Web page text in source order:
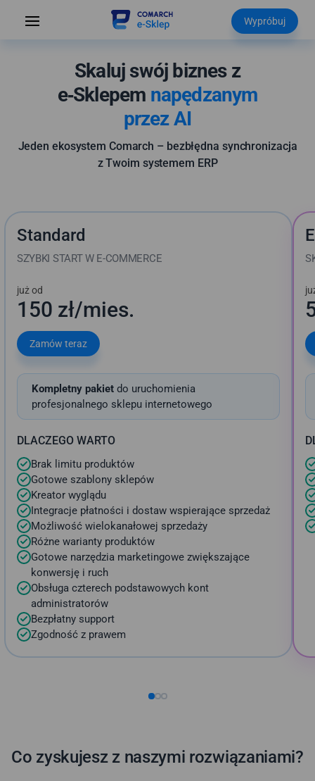
Wypróbuj
Skaluj swój biznes z
e‑Sklepem napędzanym
przez AI
Jeden ekosystem Comarch – bezbłędna synchronizacja
z Twoim systemem ERP
Standard
SZYBKI START W E-COMMERCE
już od
150 zł/mies.
Zamów teraz
Kompletny pakiet do uruchomienia
profesjonalnego sklepu internetowego
DLACZEGO WARTO
Brak limitu produktów
Gotowe szablony sklepów
Kreator wyglądu
Integracje płatności i dostaw wspierające sprzedaż
Możliwość wielokanałowej sprzedaży
Różne warianty produktów
Gotowe narzędzia marketingowe zwiększające
konwersję i ruch
Obsługa czterech podstawowych kont
administratorów
Bezpłatny support
Zgodność z prawem
Co zyskujesz z naszymi rozwiązaniami?